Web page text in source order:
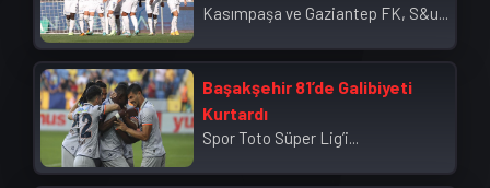
Kasımpaşa ve Gaziantep FK, S&u...
Başakşehir 81’de Galibiyeti
Kurtardı
Spor Toto Süper Lig’i...